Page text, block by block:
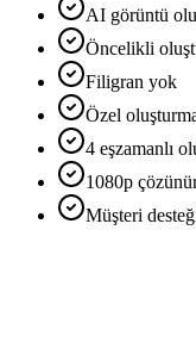
AI görüntü
Öncelikli
Filigran yok
Özel
4 eşzamanlı
1080p
Müşteri